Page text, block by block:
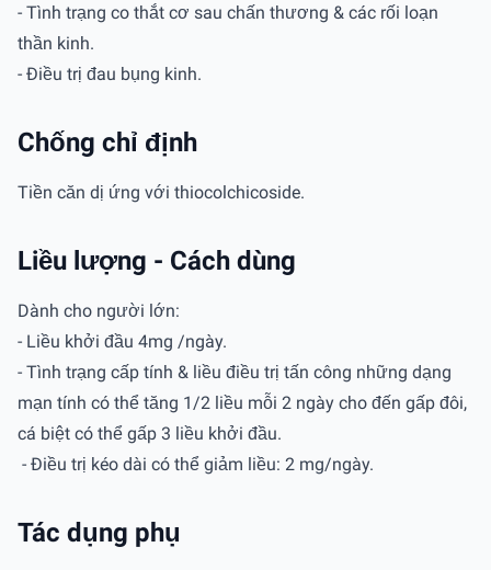
- Tình trạng co thắt cơ sau chấn thương & các rối loạn
thần kinh.
- Ðiều trị đau bụng kinh.
Chống chỉ định
Tiền căn dị ứng với thiocolchicoside.
Liều lượng - Cách dùng
Dành cho người lớn:
- Liều khởi đầu 4mg /ngày.
- Tình trạng cấp tính & liều điều trị tấn công những dạng
mạn tính có thể tăng 1/2 liều mỗi 2 ngày cho đến gấp đôi,
cá biệt có thể gấp 3 liều khởi đầu.
- Ðiều trị kéo dài có thể giảm liều: 2 mg/ngày.
Tác dụng phụ